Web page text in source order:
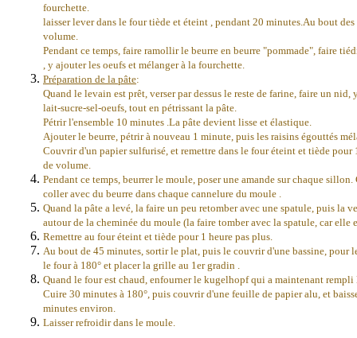
fourchette.
laisser lever dans le four tiède et éteint , pendant 20 minutes.Au bout
volume.
Pendant ce temps, faire ramollir le beurre en beurre "pommade", faire
, y ajouter les oeufs et mélanger à la fourchette.
Préparation de la pâte:
Quand le levain est prêt, verser par dessus le reste de farine, faire un
lait-sucre-sel-oeufs, tout en pétrissant la pâte.
Pétrir l'ensemble 10 minutes .La pâte devient lisse et élastique.
Ajouter le beurre, pétrir à nouveau 1 minute, puis les raisins égouttés
Couvrir d'un papier sulfurisé, et remettre dans le four éteint et tiède pour
de volume.
Pendant ce temps, beurrer le moule, poser une amande sur chaque
coller avec du beurre dans chaque cannelure du moule .
Quand la pâte a levé, la faire un peu retomber avec une spatule, puis la
autour de la cheminée du moule (la faire tomber avec la spatule, car elle
Remettre au four éteint et tiède pour 1 heure pas plus.
Au bout de 45 minutes, sortir le plat, puis le couvrir d'une bassine, pour
le four à 180° et placer la grille au 1er gradin .
Quand le four est chaud, enfourner le kugelhopf qui a maintenant rempli
Cuire 30 minutes à 180°, puis couvrir d'une feuille de papier alu, et
minutes environ.
Laisser refroidir dans le moule.